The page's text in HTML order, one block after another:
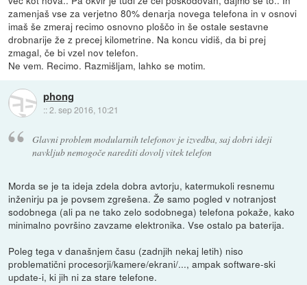
zamenjaš vse za verjetno 80% denarja novega telefona in v osnovi
imaš še zmeraj recimo osnovno ploščo in še ostale sestavne
drobnarije že z precej kilometrine. Na koncu vidiš, da bi prej
zmagal, če bi vzel nov telefon.
Ne vem. Recimo. Razmišljam, lahko se motim.
phong
::2. sep 2016, 10:21
Glavni problem modularnih telefonov je izvedba, saj dobri ideji
navkljub nemogoče narediti dovolj vitek telefon
Morda se je ta ideja zdela dobra avtorju, katermukoli resnemu
inženirju pa je povsem zgrešena. Že samo pogled v notranjost
sodobnega (ali pa ne tako zelo sodobnega) telefona pokaže, kako
minimalno površino zavzame elektronika. Vse ostalo pa baterija.
Poleg tega v današnjem času (zadnjih nekaj letih) niso
problematični procesorji/kamere/ekrani/..., ampak software-ski
update-i, ki jih ni za stare telefone.